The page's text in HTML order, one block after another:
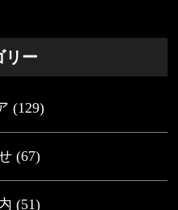
リー
(129)
(67)
(51)